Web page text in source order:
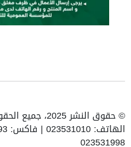
023531998